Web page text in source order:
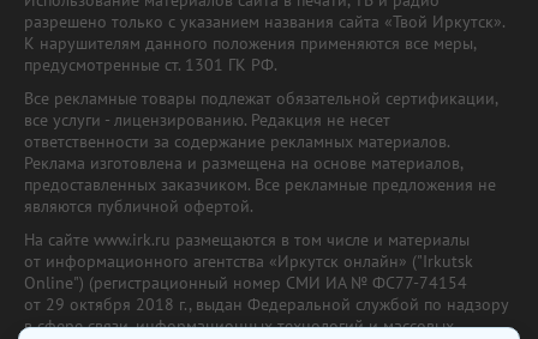
разрешено только с указанием названия сайта «Твой Иркутск».
К нарушителям данного положения применяются все меры,
предусмотренные ст. 1301 ГК РФ.
Все рекламные товары подлежат обязательной сертификации,
все услуги - лицензированию. Редакция не несет
ответственности за содержание рекламных материалов.
Реклама изготовлена и размещена на основе материалов,
предоставленных заказчиком. Все рекламные предложения не
являются публичной офертой.
На сайте www.irk.ru размещаются в том числе и материалы
от информационного агентства «Иркутск онлайн» ("Irkutsk
Online") (регистрационный номер СМИ ИА № ФС77-74154
от 29 октября 2018 г., выдан Федеральной службой по надзору
в сфере связи, информационных технологий и массовых